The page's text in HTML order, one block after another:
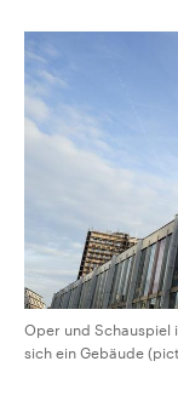
Oper und Schauspiel
sich ein Gebäude